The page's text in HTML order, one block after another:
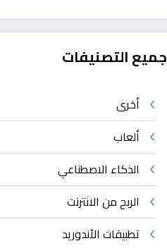
جميع التصنيفات
أخرى
ألعاب
الذكاء الاصطناعي
الربح من الانترنت
تطبيقات الأندوريد